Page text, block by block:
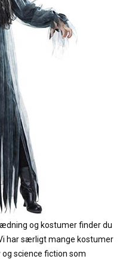
og kostumer finder du
har særligt mange kostumer
science fiction som